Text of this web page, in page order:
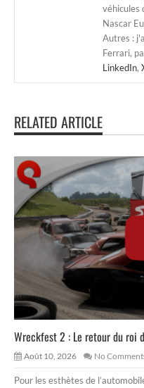
véhicules
Nascar
Autres :
Ferrari,
LinkedIn,
RELATED ARTICLE
Wreckfest 2 : Le retour du roi
Août 10, 2026 No
Pour les esthètes de